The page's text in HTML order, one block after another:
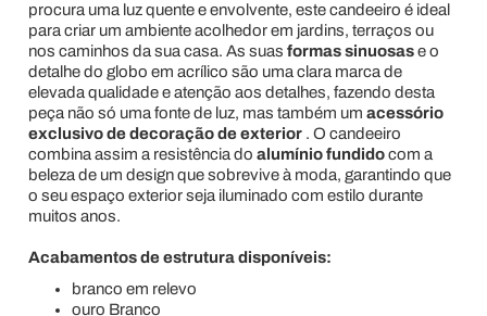
procura uma luz quente e envolvente, este candeeiro é ideal
para criar um ambiente acolhedor em jardins, terraços ou
nos caminhos da sua casa. As suas formas sinuosase o
detalhe do globo em acrílico são uma clara marca de
elevada qualidade e atenção aos detalhes, fazendo desta
peça não só uma fonte de luz, mas também um acessório
exclusivo de decoração de exterior. O candeeiro
combina assim a resistência do alumínio fundidocom a
beleza de um design que sobrevive à moda, garantindo que
o seu espaço exterior seja iluminado com estilo durante
muitos anos.
Acabamentos de estrutura disponíveis:
branco em relevo
ouro Branco